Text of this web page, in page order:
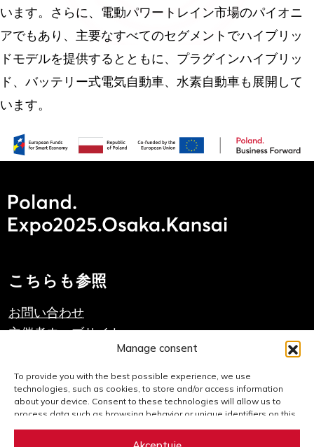
Manage consent
To provide you with the best possible experience, we use
technologies, such as cookies, to store and/or access information
about your device. Consent to these technologies will allow us to
process data such as browsing behavior or unique identifiers on this
affect certain features and functions.
います。さらに、電動パワートレイン市場のパイオニ
アでもあり、主要なすべてのセグメントでハイブリッ
ドモデルを提供するとともに、プラグインハイブリッ
ド、バッテリー式電気自動車、水素自動車も展開して
います。
こちらも参照
お問い合わせ
主催者ウェブサイト
PAIHのウェブサイト
重要なリンク
クッキーポリシー